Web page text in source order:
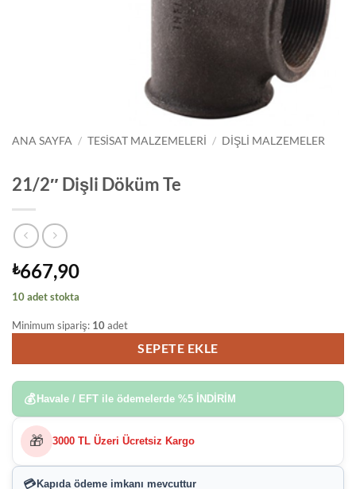
ANA SAYFA / TESISAT MALZEMELERI / DIŞLI MALZEMELER
21/2″ Dişli Döküm Te
₺667,90
10 adet stokta
Minimum sipariş: 10adet
SEPETE EKLE
💰 Havale / EFT ile ödemelerde %5 İNDİRİM
🎁 3000 TL Üzeri Ücretsiz Kargo
💳Kapıda ödeme imkanı mevcuttur